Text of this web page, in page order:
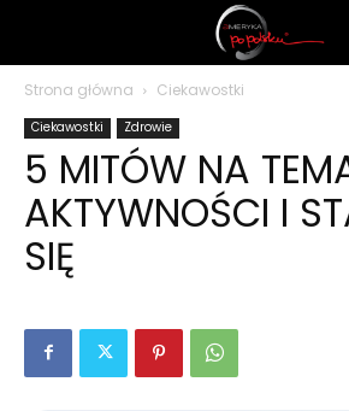
polsku
Strona główna Ciekawostki
Ciekawostki Zdrowie
5 MITÓW NA
AKTYWNOŚCI I
SIĘ